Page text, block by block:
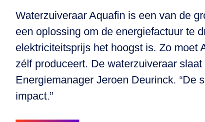
Waterzuiveraar Aquafin is een van de
een oplossing om de energiefactuur te
elektriciteitsprijs het hoogst is. Zo moet
zélf produceert. De waterzuiveraar
Energiemanager Jeroen Deurinck. “De
impact.”